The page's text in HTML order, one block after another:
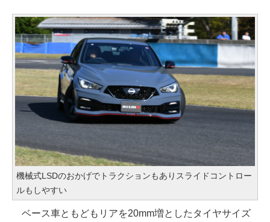
機械式LSDのおかげでトラクションもありスライドコントロー
ルもしやすい
ベース車ともどもリアを20mm増としたタイヤサイズ